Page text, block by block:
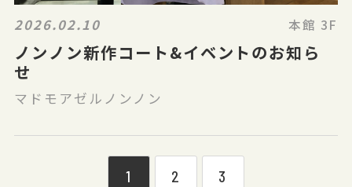
2026.02.10 本館 3F
ノンノン新作コート&イベントのお知ら
せ
マドモアゼルノンノン
1 2 3